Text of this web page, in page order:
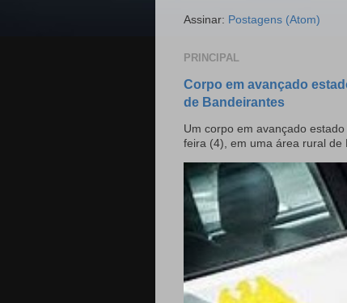
Assinar: Postagens (Atom)
PRINCIPAL
Corpo em avançado
de Bandeirantes
Um corpo em avançado
feira (4), em uma área rural de